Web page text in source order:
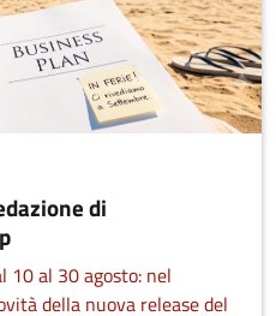
di
10 al 30 agosto: nel
della nuova release del